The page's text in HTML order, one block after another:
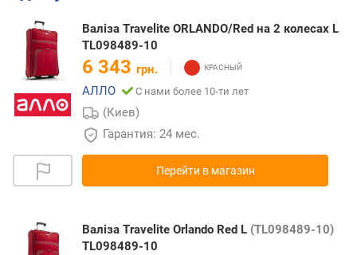
Валіза Travelite ORLANDO/Red на 2 колесах L
TL098489-10
6 343 грн.
АЛЛО
С нами более 10-ти лет
(Киев)
Гарантия: 24 мес.
Перейти в магазин
Валіза Travelite Orlando Red L (TL098489-10)
TL098489-10